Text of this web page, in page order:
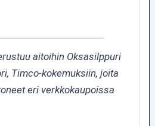
aitoihin Oksasilppuri
Timco-kokemuksiin, joita
eri verkkokaupoissa